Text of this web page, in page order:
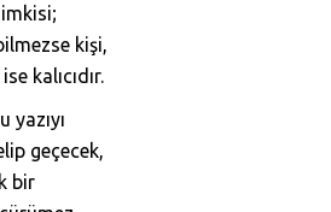
kişi,
kalıcıdır.
geçecek,
bir